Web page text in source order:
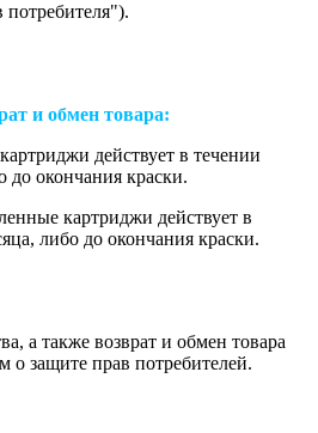
и обмен товара:
действует в течении
до окончания краски.
картриджи действует в
либо до окончания краски.
а также возврат и обмен товара
о защите прав потребителей.